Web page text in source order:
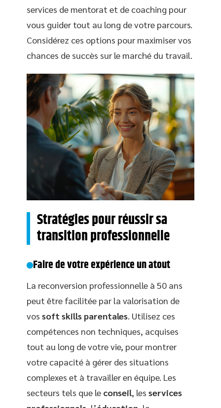
services de mentorat et de coaching pour
vous guider tout au long de votre parcours.
Considérez ces options pour maximiser vos
chances de succès sur le marché du travail.
Stratégies pour réussir sa
transition professionnelle
Faire de votre expérience un atout
La reconversion professionnelle à 50 ans
peut être facilitée par la valorisation de
vos soft skills parentales. Utilisez ces
compétences non techniques, acquises
tout au long de votre vie, pour montrer
votre capacité à gérer des situations
complexes et à travailler en équipe. Les
secteurs tels que le conseil, les services